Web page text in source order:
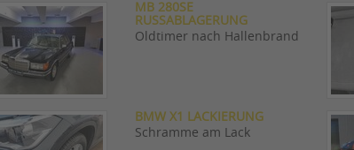
MB 280SE
RUSSABLAGERUNG
Oldtimer nach Hallenbrand
BMW X1 LACKIERUNG
Schramme am Lack